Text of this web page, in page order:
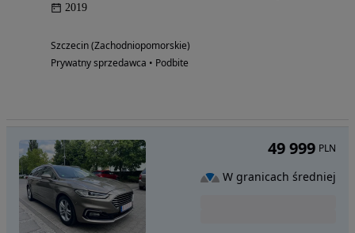
2019
Szczecin (Zachodniopomorskie)
Prywatny sprzedawca • Podbite
49 999 PLN
W granicach średniej